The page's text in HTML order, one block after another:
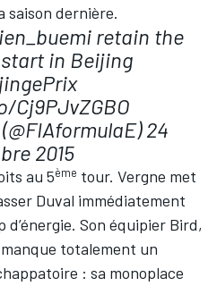
saison dernière.
retain the
in Beijing
24
2015
au 5ème tour. Vergne met
Duval immédiatement
d’énergie. Son équipier Bird,
totalement un
: sa monoplace